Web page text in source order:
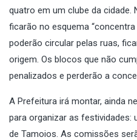
quatro em um clube da cidade.
ficarão no esquema
poderão circular pelas ruas,
origem. Os blocos que não
penalizados e perderão a
A Prefeitura irá montar, ainda
para organizar as festividades:
de Tamoios. As comissões